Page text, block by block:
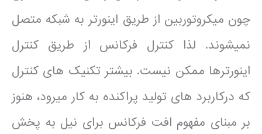
چون میکروتوربین از طریق اینورتر به شبکه متصل
نمی­شوند. لذا کنترل فرکانس از طریق کنترل
اینورترها ممکن نیست. بیشتر تکنیک های کنترل
که درکاربرد های تولید پراکنده به کار می­رود، هنوز
بر مبنای مفهوم افت فرکانس برای نیل به پخش